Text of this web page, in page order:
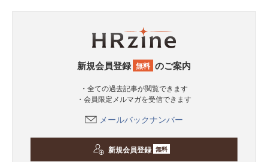
新規会員登録 無料 のご案内
・全ての過去記事が閲覧できます
・会員限定メルマガを受信できます
メールバックナンバー
新規会員登録 無料